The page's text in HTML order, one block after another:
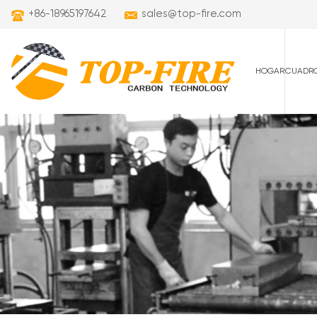
+86-18965197642 sales@top-fire.com
HOGAR